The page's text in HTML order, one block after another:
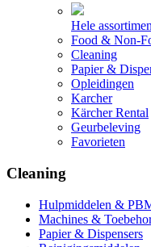
Hele
Food & Non-
Cleaning
Papier &
Opleidingen
Karcher
Kärcher Rental
Geurbeleving
Favorieten
Cleaning
Hulpmiddelen &
Machines &
Papier & Dispensers